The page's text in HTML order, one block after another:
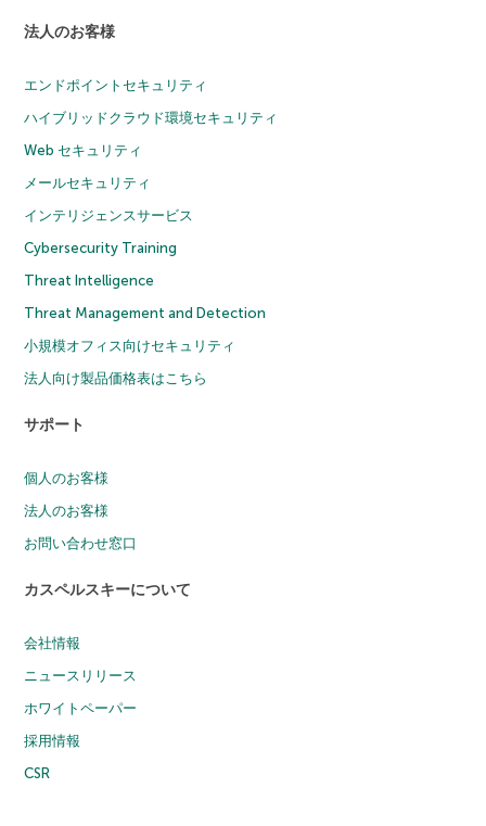
法人のお客様
エンドポイントセキュリティ
ハイブリッドクラウド環境セキュリティ
Web セキュリティ
メールセキュリティ
インテリジェンスサービス
Cybersecurity Training
Threat Intelligence
Threat Management and Detection
小規模オフィス向けセキュリティ
法人向け製品価格表はこちら
サポート
個人のお客様
法人のお客様
お問い合わせ窓口
カスペルスキーについて
会社情報
ニュースリリース
ホワイトペーパー
採用情報
CSR